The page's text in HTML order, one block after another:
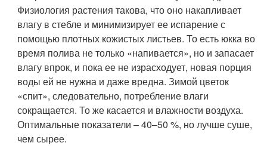
Физиология растения такова, что оно накапливает
влагу в стебле и минимизирует ее испарение с
помощью плотных кожистых листьев. То есть юкка во
время полива не только «напивается», но и запасает
влагу впрок, и пока ее не израсходует, новая порция
воды ей не нужна и даже вредна. Зимой цветок
«спит», следовательно, потребление влаги
сокращается. То же касается и влажности воздуха.
Оптимальные показатели – 40–50 %, но лучше суше,
чем сырее.